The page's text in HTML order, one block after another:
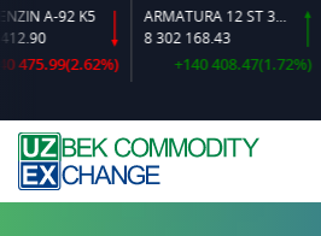
A-92 K5
ARMATURA 12 ST 35 GS O‘LCHAMLI
8 302 168.43
+140 408.47(1.72%)